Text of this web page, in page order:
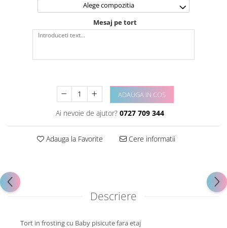
Alege compozitia
Mesaj pe tort
ADAUGA IN COS
Ai nevoie de ajutor? 0727 709 344
Adauga la Favorite Cere informatii
Descriere
Tort in frosting cu Baby pisicute fara etaj